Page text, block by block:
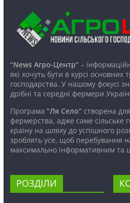
“News Агро-Центр”–
які хочуть бути в курсі основних
господарства. У нашому фокусі
дрібні та середні фермери
Програма “Ля Село”створена
фермерства, адже саме сільське
країну на шляху до успішного
зроблять усе, щоб перебування
максимально інформативним та
РОЗДІЛИ